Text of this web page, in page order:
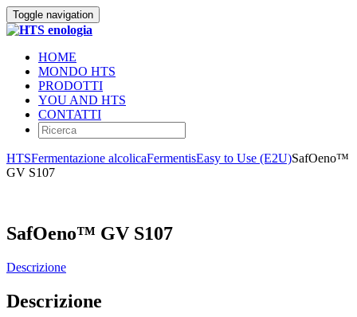
Toggle navigation
HOME
MONDO HTS
PRODOTTI
YOU AND HTS
CONTATTI
HTSFermentazione alcolicaFermentisEasy to Use (E2U)SafOeno™
GV S107
SafOeno™ GV S107
Descrizione
Descrizione